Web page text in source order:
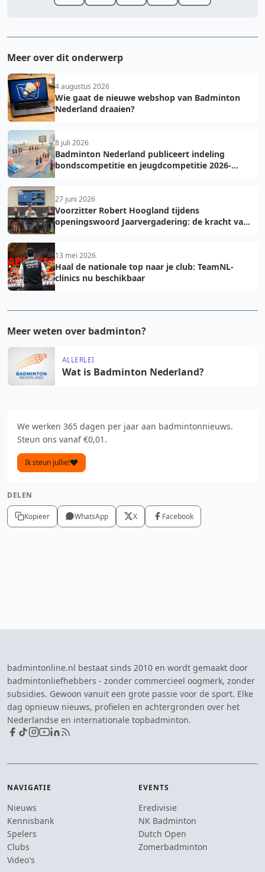
Meer over dit onderwerp
4 augustus 2026
Wie gaat de nieuwe webshop van Badminton
Nederland draaien?
8 juli 2026
Badminton Nederland publiceert indeling
bondscompetitie en jeugdcompetitie 2026-
27 juni 2026
Voorzitter Robert Hoogland tijdens
openingswoord Jaarvergadering: de kracht van
13 mei 2026
Haal de nationale top naar je club: TeamNL-
clinics nu beschikbaar
Meer weten over badminton?
ALLERLEI
Wat is Badminton Nederland?
We werken 365 dagen per jaar aan badmintonnieuws.
Steun ons vanaf €0,01.
Ik steun jullie!
DELEN
Kopieer WhatsApp X Facebook
badmintonline.nl bestaat sinds 2010 en wordt gemaakt door
badmintonliefhebbers - zonder commercieel oogmerk, zonder
subsidies. Gewoon vanuit een grote passie voor de sport. Elke
dag opnieuw nieuws, profielen en achtergronden over het
Nederlandse en internationale topbadminton.
NAVIGATIE
Nieuws
Kennisbank
Spelers
Clubs
Video's
EVENTS
Eredivisie
NK Badminton
Dutch Open
Zomerbadminton